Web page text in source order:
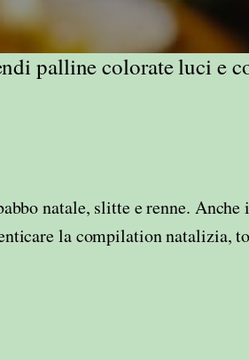
palline colorate luci e
natale, slitte e renne.
la compilation natalizia,